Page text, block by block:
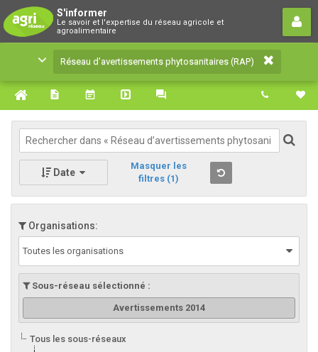
S'informer
Le savoir et l'expertise du réseau agricole et
agroalimentaire
Réseau d’avertissements
phytosanitaires (RAP)
Le savoir et l'expertise du réseau agricole et
agroalimentaire
Réseau d’avertissements phytosanitaires (RAP)
Date
Masquer les
filtres (1)
Organisations:
Toutes les organisations
Sous-réseau sélectionné :
Avertissements 2014
Tous les sous-réseaux